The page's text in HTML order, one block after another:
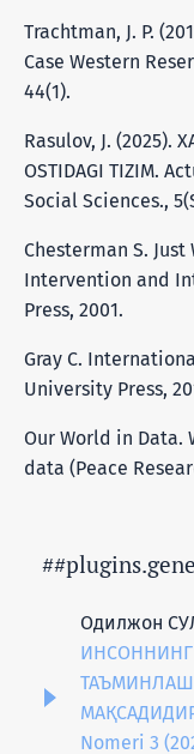
Trachtman, J. P.
Case Western
44(1).
Rasulov, J. (2025).
OSTIDAGI TIZIM.
Social Sciences.,
Chesterman S.
Intervention and
Press, 2001.
Gray C.
University Press,
Our World in Data.
data (Peace
Одилжон
ИНСОННИНГ
Nomeri 3